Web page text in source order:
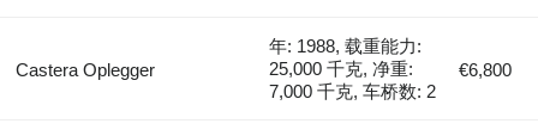
Castera Oplegger
年: 1988, 载重能力:
25,000 千克, 净重:
7,000 千克, 车桥数: 2
€6,800